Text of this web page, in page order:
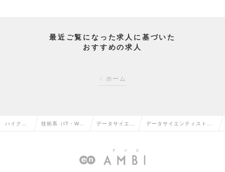
最近ご覧になった求人に基づいた
おすすめの求人
ホーム
ハイクラ 技術系（IT・We データサイエン データサイエンティスト